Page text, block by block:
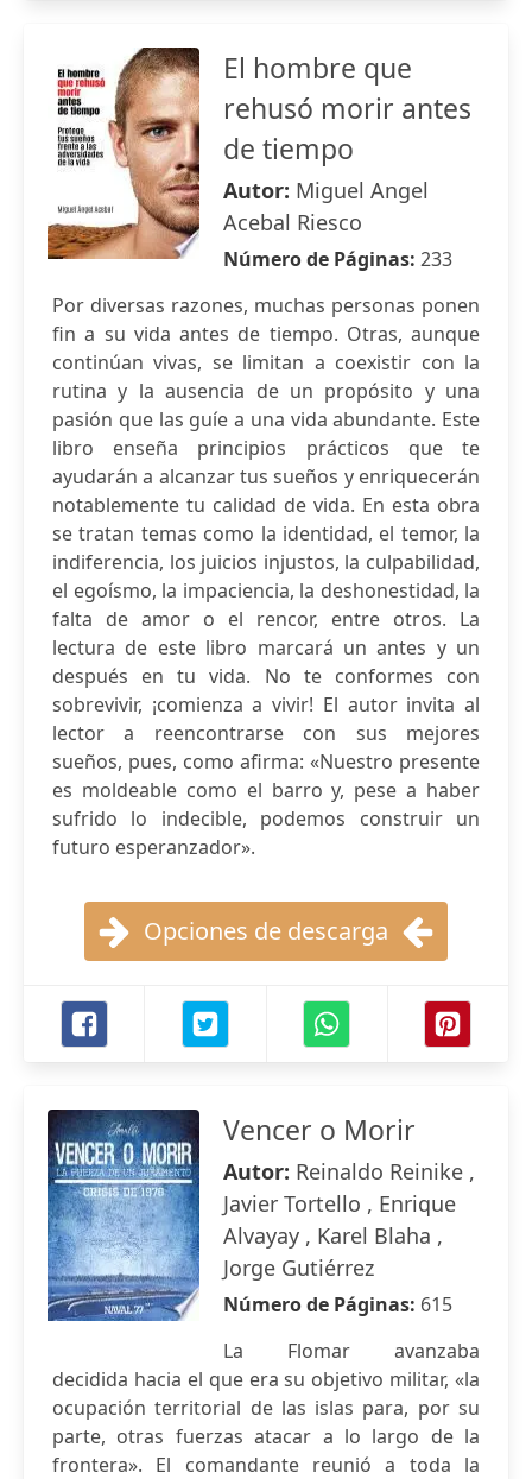
El hombre que
rehusó morir antes
de tiempo
Autor: Miguel Angel
Acebal Riesco
Número de Páginas: 233
Por diversas razones, muchas personas ponen
fin a su vida antes de tiempo. Otras, aunque
continúan vivas, se limitan a coexistir con la
rutina y la ausencia de un propósito y una
pasión que las guíe a una vida abundante. Este
libro enseña principios prácticos que te
ayudarán a alcanzar tus sueños y enriquecerán
notablemente tu calidad de vida. En esta obra
se tratan temas como la identidad, el temor, la
indiferencia, los juicios injustos, la culpabilidad,
el egoísmo, la impaciencia, la deshonestidad, la
falta de amor o el rencor, entre otros. La
lectura de este libro marcará un antes y un
después en tu vida. No te conformes con
sobrevivir, ¡comienza a vivir! El autor invita al
lector a reencontrarse con sus mejores
sueños, pues, como afirma: «Nuestro presente
es moldeable como el barro y, pese a haber
sufrido lo indecible, podemos construir un
futuro esperanzador».
Opciones de descarga
Vencer o Morir
Autor: Reinaldo Reinike ,
Javier Tortello , Enrique
Alvayay , Karel Blaha ,
Jorge Gutiérrez
Número de Páginas: 615
La Flomar avanzaba
decidida hacia el que era su objetivo militar, «la
ocupación territorial de las islas para, por su
parte, otras fuerzas atacar a lo largo de la
frontera». El comandante reunió a toda la